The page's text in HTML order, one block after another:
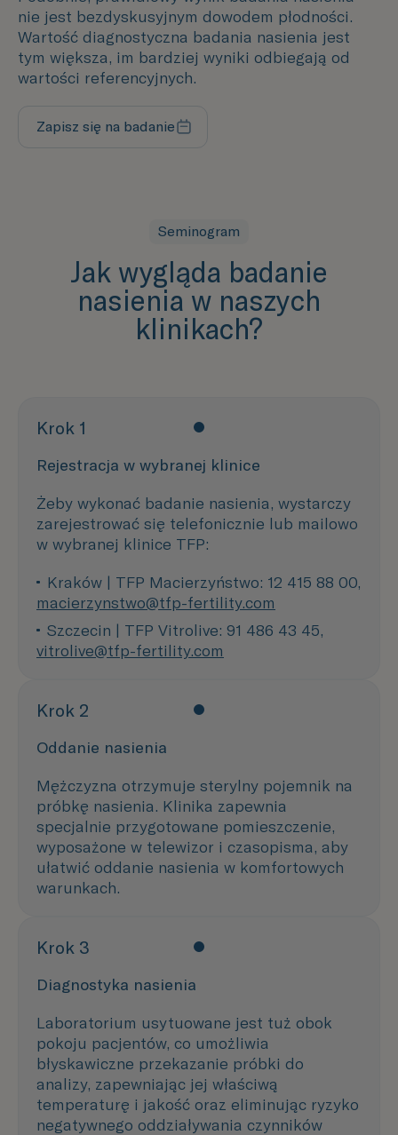
nie jest bezdyskusyjnym dowodem płodności.
Wartość diagnostyczna badania nasienia jest
tym większa, im bardziej wyniki odbiegają od
wartości referencyjnych.
Zapisz się na badanie
Seminogram
Jak wygląda badanie
nasienia w naszych
klinikach?
Krok 1
Rejestracja w wybranej klinice
Żeby wykonać badanie nasienia, wystarczy
zarejestrować się telefonicznie lub mailowo
w wybranej klinice TFP:
macierzynstwo@tfp-fertility.com
vitrolive@tfp-fertility.com
Krok 2
Oddanie nasienia
Mężczyzna otrzymuje sterylny pojemnik na
próbkę nasienia. Klinika zapewnia
specjalnie przygotowane pomieszczenie,
wyposażone w telewizor i czasopisma, aby
ułatwić oddanie nasienia w komfortowych
warunkach.
Krok 3
Diagnostyka nasienia
Laboratorium usytuowane jest tuż obok
pokoju pacjentów, co umożliwia
błyskawiczne przekazanie próbki do
analizy, zapewniając jej właściwą
temperaturę i jakość oraz eliminując ryzyko
negatywnego oddziaływania czynników